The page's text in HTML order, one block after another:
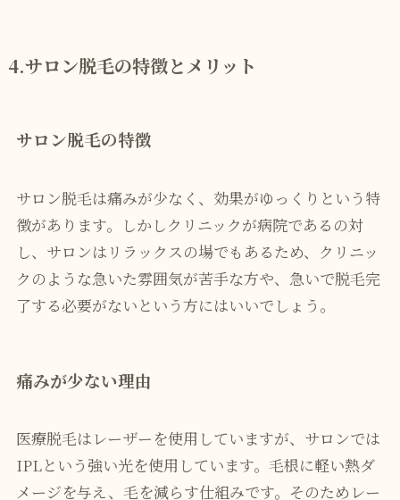
4.サロン脱毛の特徴とメリット
サロン脱毛の特徴
サロン脱毛は痛みが少なく、効果がゆっくりという特
徴があります。しかしクリニックが病院であるの対
し、サロンはリラックスの場でもあるため、クリニッ
クのような急いた雰囲気が苦手な方や、急いで脱毛完
了する必要がないという方にはいいでしょう。
痛みが少ない理由
医療脱毛はレーザーを使用していますが、サロンでは
IPLという強い光を使用しています。毛根に軽い熱ダ
メージを与え、毛を減らす仕組みです。そのためレー